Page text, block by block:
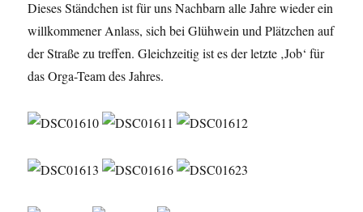
Dieses Ständchen ist für uns Nachbarn alle Jahre wieder ein
willkommener Anlass, sich bei Glühwein und Plätzchen auf
der Straße zu treffen. Gleichzeitig ist es der letzte ‚Job‘ für
das Orga-Team des Jahres.